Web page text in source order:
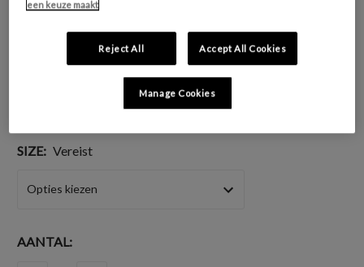
GESCHIKT VOOR: Meubels en plinten
KLEURGROEP: Rood
KLEURCOLLECTIE: Opvallend & levendig
SIZE: Vereist
HUIDIGE
AANTAL:
een keuze maakt
Reject All Accept All Cookies
Manage Cookies